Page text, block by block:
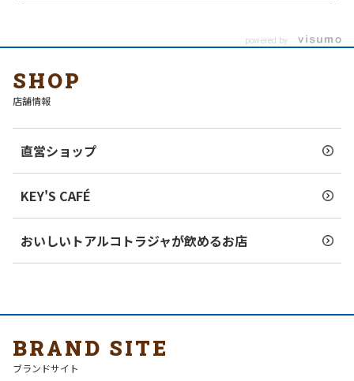
powered by
SHOP
店舗情報
直営ショップ
KEY'S CAFÉ
おいしいトアルコトラジャが飲めるお店
BRAND SITE
ブランドサイト